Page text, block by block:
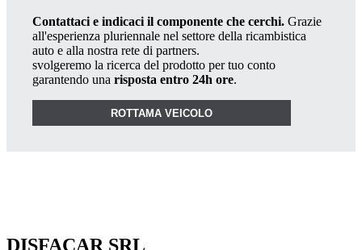
Contattaci e indicaci il componente che cerchi. Grazie
all'esperienza pluriennale nel settore della ricambistica
auto e alla nostra rete di partners.
svolgeremo la ricerca del prodotto per tuo conto
garantendo una risposta entro 24h ore.
ROTTAMA VEICOLO
DISFACAR SRL